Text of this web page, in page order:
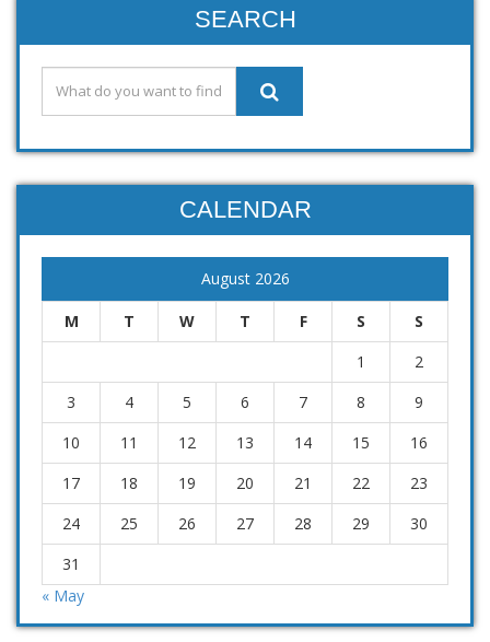
SEARCH
CALENDAR
August 2026
M T W T F S
S
1
2
3
4 5 6 7 8
9
10
11 12 13 14 15
16
17
18 19 20 21 22
23
24
25 26 27 28 29
30
31
« May